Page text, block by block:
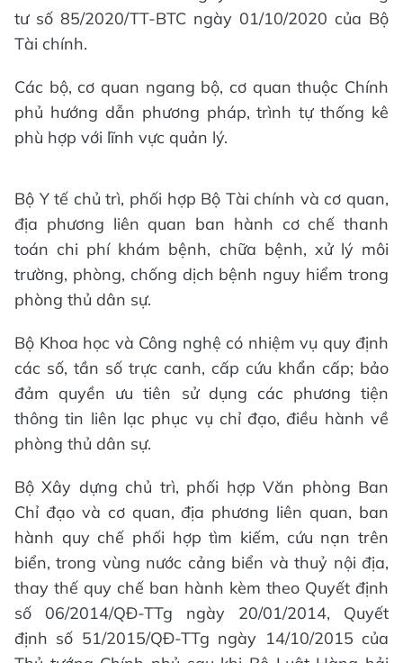
tư số 85/2020/TT-BTC ngày 01/10/2020 của Bộ
Tài chính.
Các bộ, cơ quan ngang bộ, cơ quan thuộc Chính
phủ hướng dẫn phương pháp, trình tự thống kê
phù hợp với lĩnh vực quản lý.
Bộ Y tế chủ trì, phối hợp Bộ Tài chính và cơ quan,
địa phương liên quan ban hành cơ chế thanh
toán chi phí khám bệnh, chữa bệnh, xử lý môi
trường, phòng, chống dịch bệnh nguy hiểm trong
phòng thủ dân sự.
Bộ Khoa học và Công nghệ có nhiệm vụ quy định
các số, tần số trực canh, cấp cứu khẩn cấp; bảo
đảm quyền ưu tiên sử dụng các phương tiện
thông tin liên lạc phục vụ chỉ đạo, điều hành về
phòng thủ dân sự.
Bộ Xây dựng chủ trì, phối hợp Văn phòng Ban
Chỉ đạo và cơ quan, địa phương liên quan, ban
hành quy chế phối hợp tìm kiếm, cứu nạn trên
biển, trong vùng nước cảng biển và thuỷ nội địa,
thay thế quy chế ban hành kèm theo Quyết định
số 06/2014/QĐ-TTg ngày 20/01/2014, Quyết
định số 51/2015/QĐ-TTg ngày 14/10/2015 của